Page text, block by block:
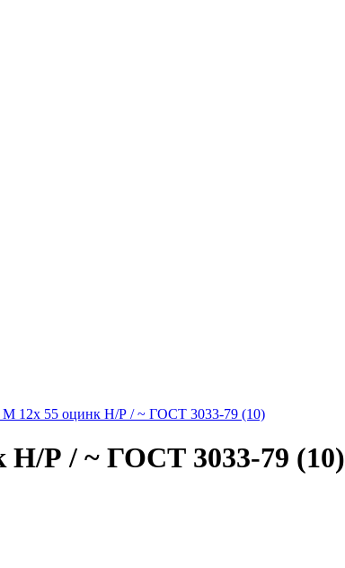
12x 55 оцинк Н/Р / ~ ГОСТ 3033-79 (10)
Н/Р / ~ ГОСТ 3033-79 (10)